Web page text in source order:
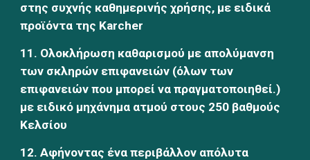
στης συχνής καθημερινής χρήσης, με ειδικά
προϊόντα της Karcher
11. Ολοκλήρωση καθαρισμού με απολύμανση
των σκληρών επιφανειών (όλων των
επιφανειών που μπορεί να πραγματοποιηθεί.)
με ειδικό μηχάνημα ατμού στους 250 βαθμούς
Κελσίου
12. Αφήνοντας ένα περιβάλλον απόλυτα